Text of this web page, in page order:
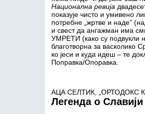
Национална ревија
показује чисто и умивено
потребне „жртве и наде”
и свест да ангажман има
УМРЕТИ (како су подвукли
благотворна за васколико
ко јеси и куда идеш – те
Поправка/Опоравка.
АЦА СЕЛТИК, „ОРТОДОКС
Легенда о